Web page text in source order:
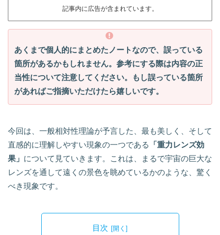
記事内に広告が含まれています。
あくまで個人的にまとめたノートなので、誤っている
箇所があるかもしれません。参考にする際は内容の正
当性について注意してください。もし誤っている箇所
があればご指摘いただけたら嬉しいです。
今回は、一般相対性理論が予言した、最も美しく、そして
直感的に理解しやすい現象の一つである
「重力レンズ効
果」 について見ていきます。これは、まるで宇宙の巨大な
レンズを通して遠くの景色を眺めているかのような、驚く
べき現象です。
目次